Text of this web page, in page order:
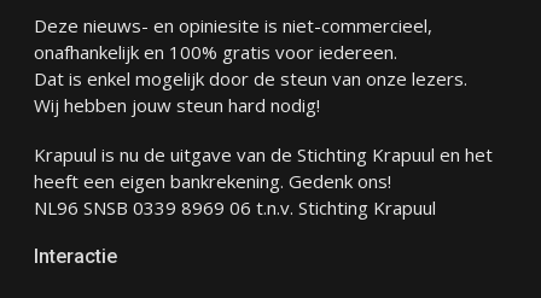
Deze nieuws- en opiniesite is niet-commercieel,
onafhankelijk en 100% gratis voor iedereen.
Dat is enkel mogelijk door de steun van onze lezers.
Wij hebben jouw steun hard nodig!
Krapuul is nu de uitgave van de Stichting Krapuul en het
heeft een eigen bankrekening. Gedenk ons!
NL96 SNSB 0339 8969 06 t.n.v. Stichting Krapuul
Interactie